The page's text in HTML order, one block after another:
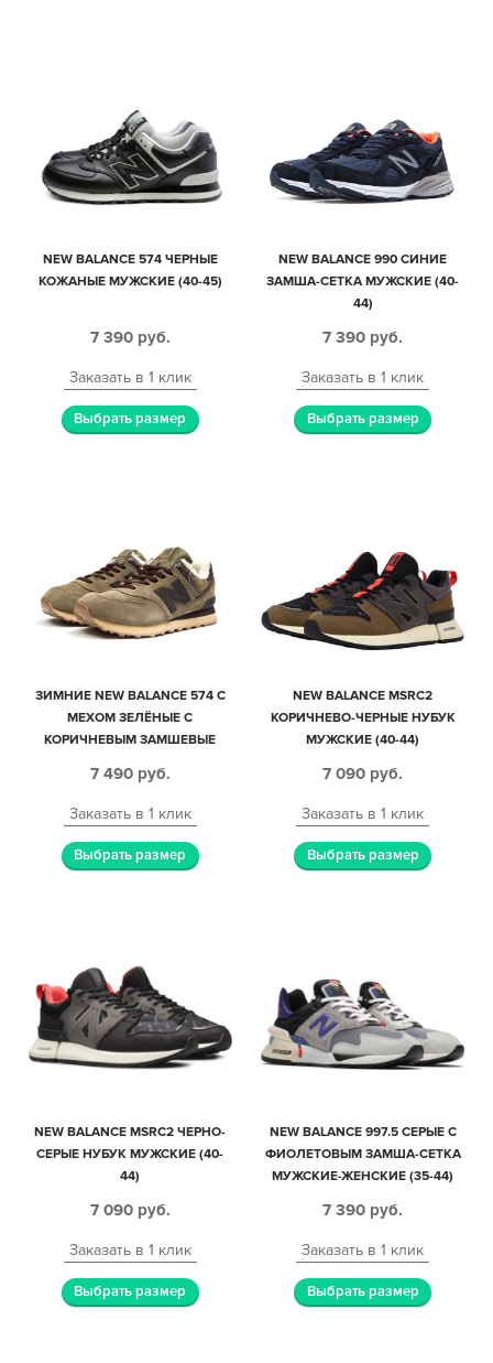
NEW BALANCE 574 ЧЕРНЫЕ
КОЖАНЫЕ МУЖСКИЕ (40-45)
7 390 руб.
Заказать в 1 клик
Выбрать размер
NEW BALANCE 990 СИНИЕ
ЗАМША-СЕТКА МУЖСКИЕ (40-
44)
7 390 руб.
Заказать в 1 клик
Выбрать размер
ЗИМНИЕ NEW BALANCE 574 С
МЕХОМ ЗЕЛЁНЫЕ С
КОРИЧНЕВЫМ ЗАМШЕВЫЕ
7 490 руб.
Заказать в 1 клик
Выбрать размер
NEW BALANCE MSRC2
КОРИЧНЕВО-ЧЕРНЫЕ НУБУК
МУЖСКИЕ (40-44)
7 090 руб.
Заказать в 1 клик
Выбрать размер
NEW BALANCE MSRC2 ЧЕРНО-
СЕРЫЕ НУБУК МУЖСКИЕ (40-
44)
7 090 руб.
Заказать в 1 клик
Выбрать размер
NEW BALANCE 997.5 СЕРЫЕ С
ФИОЛЕТОВЫМ ЗАМША-СЕТКА
МУЖСКИЕ-ЖЕНСКИЕ (35-44)
7 390 руб.
Заказать в 1 клик
Выбрать размер